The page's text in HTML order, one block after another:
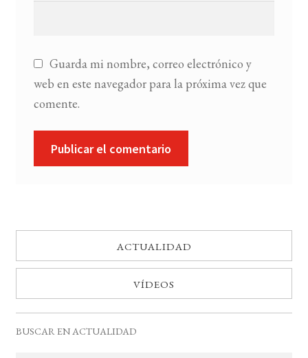
Guarda mi nombre, correo electrónico y
web en este navegador para la próxima vez que
comente.
ACTUALIDAD
VÍDEOS
BUSCAR EN ACTUALIDAD